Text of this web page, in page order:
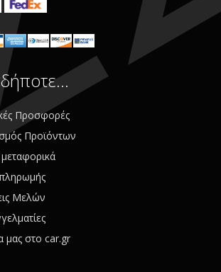
Προσφορές
Προϊόντων
Μελών
μας στο car.gr